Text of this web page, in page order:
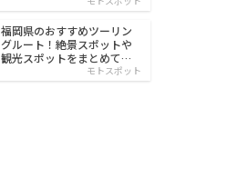
福岡県のおすすめツーリン
グルート！絶景スポットや
観光スポットをまとめて紹
モトスポット